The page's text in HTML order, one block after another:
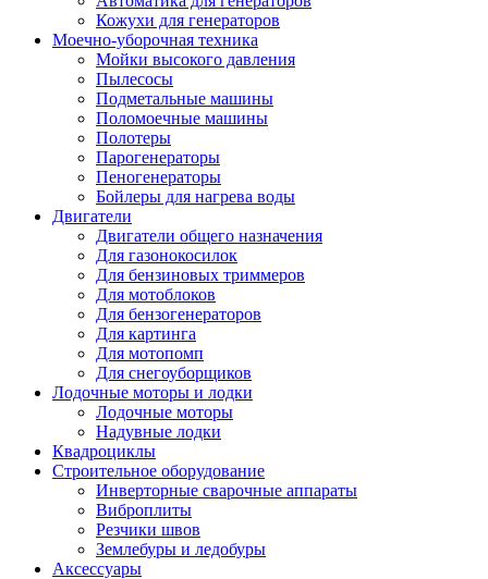
Кожухи для генераторов
Моечно-уборочная техника
Мойки высокого давления
Пылесосы
Подметальные машины
Поломоечные машины
Полотеры
Парогенераторы
Пеногенераторы
Бойлеры для нагрева воды
Двигатели
Двигатели общего назначения
Для газонокосилок
Для бензиновых триммеров
Для мотоблоков
Для бензогенераторов
Для картинга
Для мотопомп
Для снегоуборщиков
Лодочные моторы и лодки
Лодочные моторы
Надувные лодки
Квадроциклы
Строительное оборудование
Инверторные сварочные аппараты
Виброплиты
Резчики швов
Землебуры и ледобуры
Аксессуары